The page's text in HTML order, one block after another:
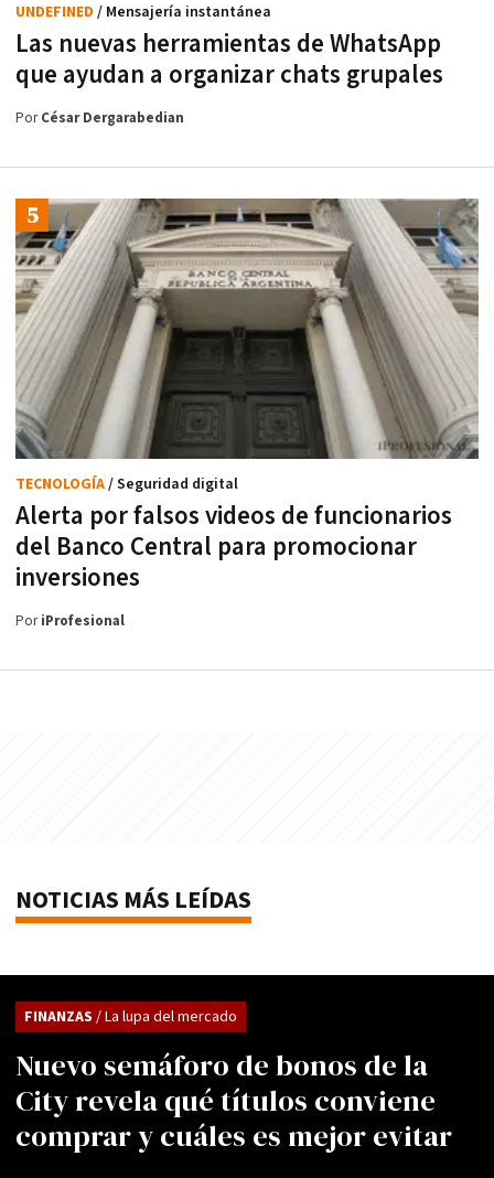
Las nuevas herramientas de WhatsApp
que ayudan a organizar chats grupales
UNDEFINED / Mensajería instantánea
PorCésar Dergarabedian
Alerta por falsos videos de funcionarios
del Banco Central para promocionar
inversiones
TECNOLOGÍA/ Seguridad digital
PoriProfesional
NOTICIAS MÁS LEÍDAS
Nuevo semáforo de bonos de la
City revela qué títulos conviene
comprar y cuáles es mejor evitar
FINANZAS / La lupa del mercado